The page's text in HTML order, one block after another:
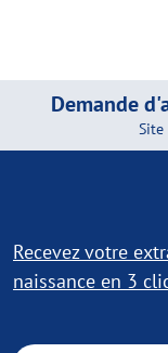
Demande
Recevez votre
naissance en 3